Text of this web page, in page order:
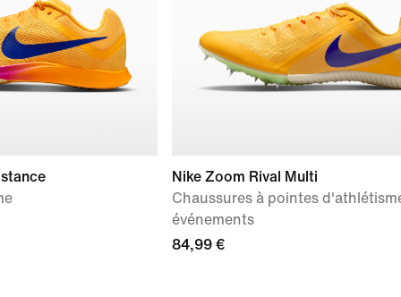
Nike Zoom Rival Multi
Chaussures à pointes
événements
84,99 €